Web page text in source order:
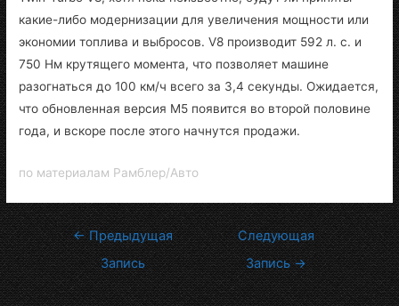
какие-либо модернизации для увеличения мощности или
экономии топлива и выбросов. V8 производит 592 л. с. и
750 Нм крутящего момента, что позволяет машине
разогнаться до 100 км/ч всего за 3,4 секунды. Ожидается,
что обновленная версия M5 появится во второй половине
года, и вскоре после этого начнутся продажи.
по материалам Рамблер/Авто
Навигация
по
записям
←Предыдущая
Запись
Следующая
Запись→